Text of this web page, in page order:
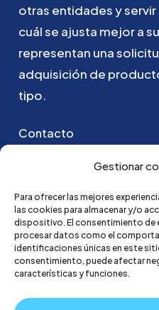
Gestionar
Para ofrecer las mejores
las cookies para almacenar y/o
dispositivo. El consentimiento
procesar datos como el
identificaciones únicas en este
consentimiento, puede afectar
características y funciones.
otras entidadesyservir
cuálse ajusta mejora
representan una
adquisición de
tipo.
Contacto
Puedes ponerte en
hola@credi4me.com